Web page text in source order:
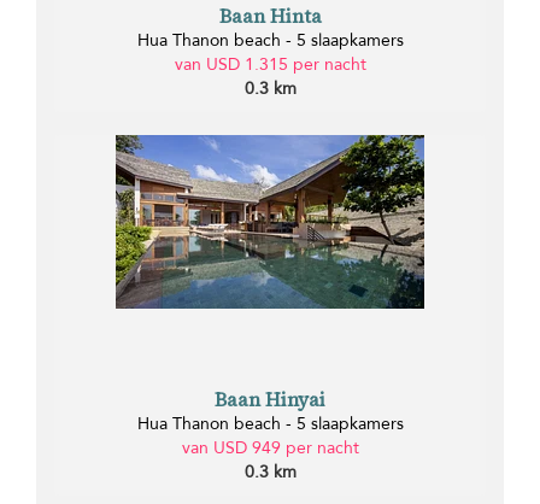
Baan Hinta
Hua Thanon beach - 5 slaapkamers
van USD 1.315 per nacht
0.3 km
Baan Hinyai
Hua Thanon beach - 5 slaapkamers
van USD 949 per nacht
0.3 km